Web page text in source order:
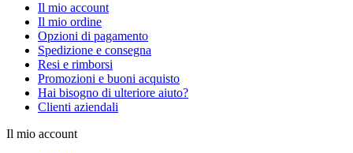
Il mio account
Il mio ordine
Opzioni di pagamento
Spedizione e consegna
Resi e rimborsi
Promozioni e buoni acquisto
Hai bisogno di ulteriore aiuto?
Clienti aziendali
Il mio account